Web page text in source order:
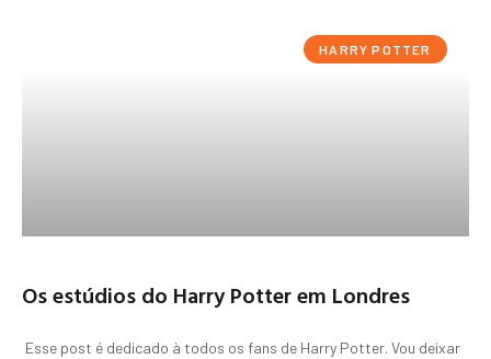
HARRY POTTER
Os estúdios do Harry Potter em Londres
Esse post é dedicado à todos os fans de Harry Potter. Vou deixar